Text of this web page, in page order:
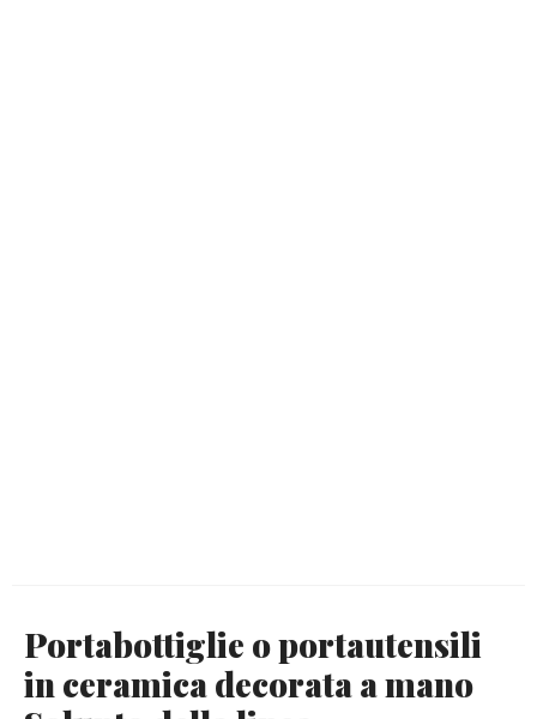
Portabottiglie o portautensili
in ceramica decorata a mano